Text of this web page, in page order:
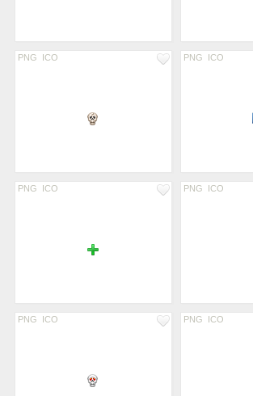
PNG ICO PNG ICO
PNG ICO PNG ICO
PNG ICO PNG ICO